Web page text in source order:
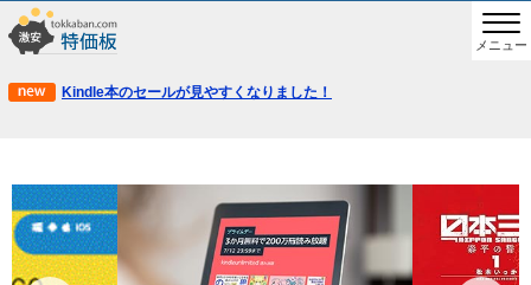
メニュー
Kindle本のセールが見やすくなりました！